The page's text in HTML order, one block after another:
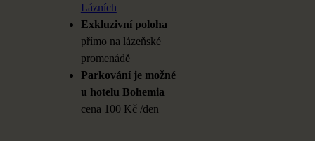
Lázních
Exkluzivní poloha
přímo na lázeňské
promenádě
Parkování je možné
u hotelu Bohemia
cena 100 Kč /den